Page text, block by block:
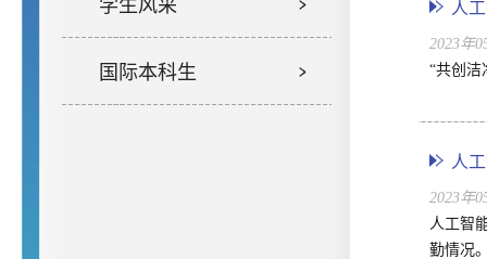
国际本科生
人
2023年
“共创洁
人
2023年
人工智
勤情况